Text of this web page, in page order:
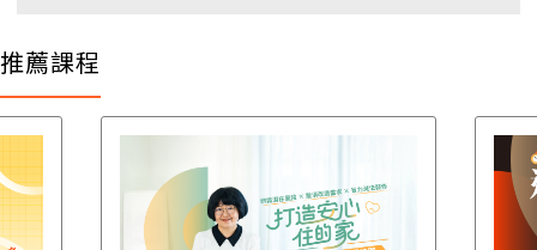
推薦課程